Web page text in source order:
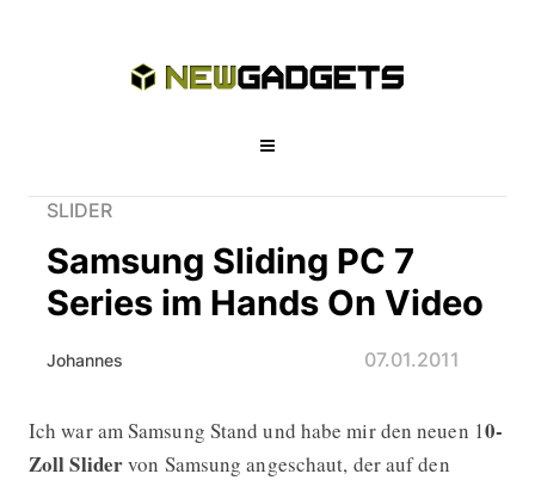
SLIDER
Samsung Sliding PC 7
Series im Hands On Video
Johannes 07.01.2011
Samsung Sliding PC 7 Series im
Ich war am Samsung Stand und habe mir den neuen 10-
Zoll Slidervon Samsung angeschaut, der auf den